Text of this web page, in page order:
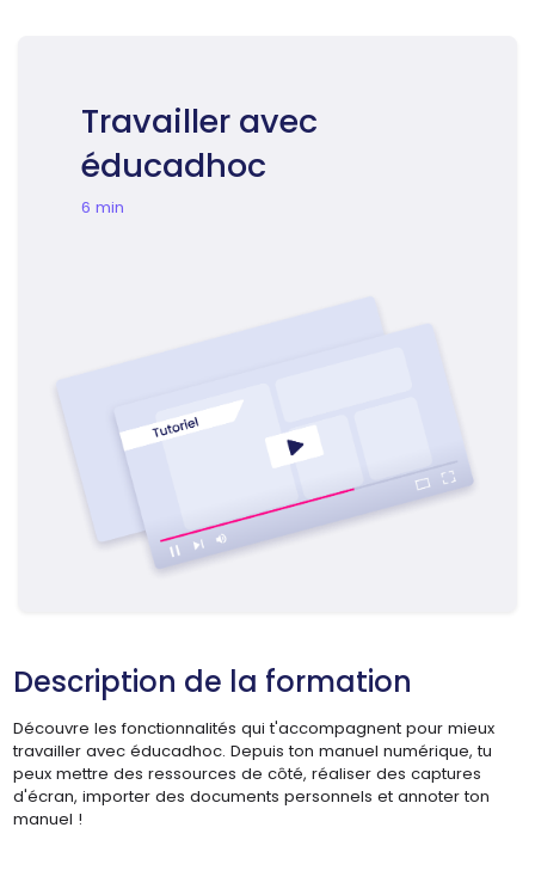
Travailler avec
éducadhoc
6 min
Description de la formation
Découvre les fonctionnalités qui t'accompagnent pour mieux
travailler avec éducadhoc. Depuis ton manuel numérique, tu
peux mettre des ressources de côté, réaliser des captures
d'écran, importer des documents personnels et annoter ton
manuel !